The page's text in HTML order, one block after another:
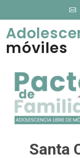
móviles
Santa